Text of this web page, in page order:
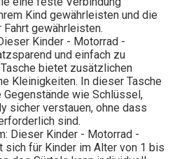
Kind gewährleisten und die
gewährleisten.
Kinder - Motorrad -
und einfach zu
bietet zusätzlichen
Kleinigkeiten. In dieser Tasche
Gegenstände wie Schlüssel,
sicher verstauen, ohne dass
sind.
Dieser Kinder - Motorrad -
sich für Kinder im Alter von 1 bis